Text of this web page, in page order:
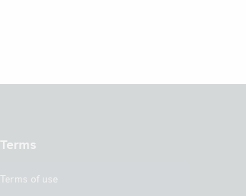
Terms
Terms of use